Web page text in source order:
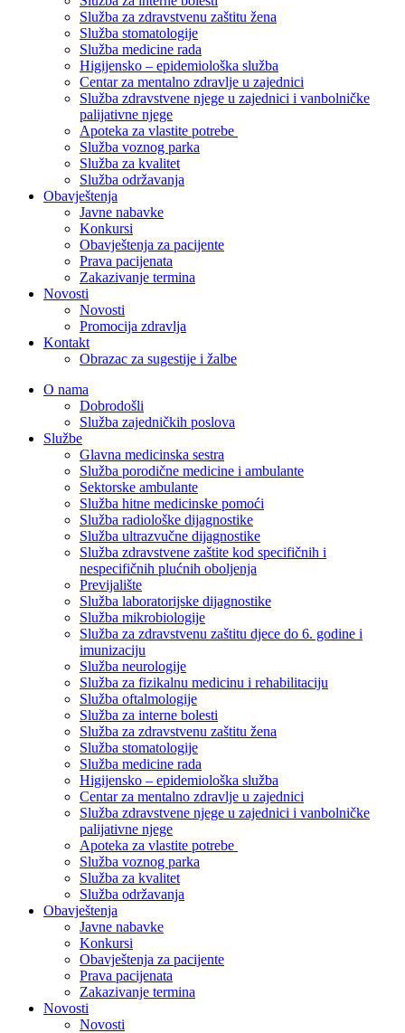
Služba za zdravstvenu zaštitu žena
Služba stomatologije
Služba medicine rada
Higijensko – epidemiološka služba
Centar za mentalno zdravlje u zajednici
Služba zdravstvene njege u zajednici i vanbolničke
palijativne njege
Apoteka za vlastite potrebe
Služba voznog parka
Služba za kvalitet
Služba održavanja
Obavještenja
Javne nabavke
Konkursi
Obavještenja za pacijente
Prava pacijenata
Zakazivanje termina
Novosti
Novosti
Promocija zdravlja
Kontakt
Obrazac za sugestije i žalbe
O nama
Dobrodošli
Služba zajedničkih poslova
Službe
Glavna medicinska sestra
Služba porodične medicine i ambulante
Sektorske ambulante
Služba hitne medicinske pomoći
Služba radiološke dijagnostike
Služba ultrazvučne dijagnostike
Služba zdravstvene zaštite kod specifičnih i
nespecifičnih plućnih oboljenja
Previjalište
Služba laboratorijske dijagnostike
Služba mikrobiologije
Služba za zdravstvenu zaštitu djece do 6. godine i
imunizaciju
Služba neurologije
Služba za fizikalnu medicinu i rehabilitaciju
Služba oftalmologije
Služba za interne bolesti
Služba za zdravstvenu zaštitu žena
Služba stomatologije
Služba medicine rada
Higijensko – epidemiološka služba
Centar za mentalno zdravlje u zajednici
Služba zdravstvene njege u zajednici i vanbolničke
palijativne njege
Apoteka za vlastite potrebe
Služba voznog parka
Služba za kvalitet
Služba održavanja
Obavještenja
Javne nabavke
Konkursi
Obavještenja za pacijente
Prava pacijenata
Zakazivanje termina
Novosti
Novosti